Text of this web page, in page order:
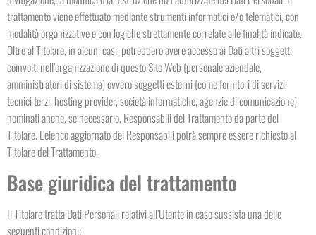
trattamento viene effettuato mediante strumenti informatici e/o telematici, con
modalità organizzative e con logiche strettamente correlate alle finalità indicate.
Oltre al Titolare, in alcuni casi, potrebbero avere accesso ai Dati altri soggetti
coinvolti nell’organizzazione di questo Sito Web (personale aziendale,
amministratori di sistema) ovvero soggetti esterni (come fornitori di servizi
tecnici terzi, hosting provider, società informatiche, agenzie di comunicazione)
nominati anche, se necessario, Responsabili del Trattamento da parte del
Titolare. L’elenco aggiornato dei Responsabili potrà sempre essere richiesto al
Titolare del Trattamento.
Base giuridica del trattamento
Il Titolare tratta Dati Personali relativi all’Utente in caso sussista una delle
seguenti condizioni: